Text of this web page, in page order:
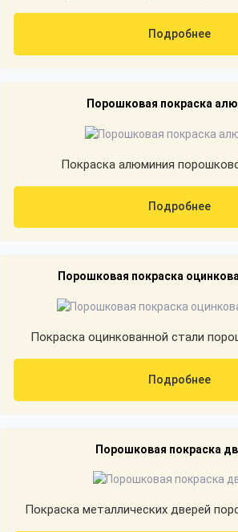
Подробнее
Порошковая покраска
Покраска алюминия
Подробнее
Порошковая покраска
Покраска оцинкованной стали
Подробнее
Порошковая покраска
Покраска металлических дверей